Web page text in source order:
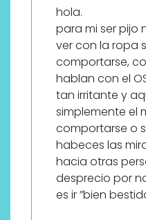
hola.
para mi ser pijo
ver con la ropa
comportarse,
hablan con el
tan irritante y
simplemente el
comportarse o
habeces las
hacia otras
desprecio por
es ir ”bien